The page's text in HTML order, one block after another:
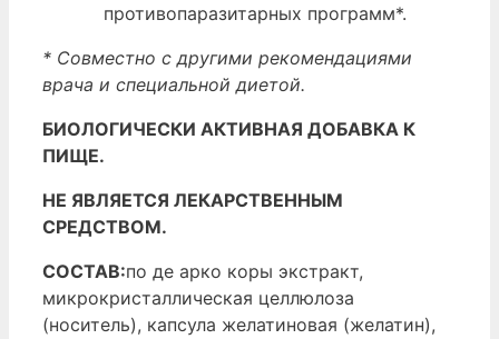
противопаразитарных программ*.
* Совместно с другими рекомендациями
врача и специальной диетой.
БИОЛОГИЧЕСКИ АКТИВНАЯ ДОБАВКА К
ПИЩЕ.
НЕ ЯВЛЯЕТСЯ ЛЕКАРСТВЕННЫМ
СРЕДСТВОМ.
СОСТАВ:по де арко коры экстракт,
микрокристаллическая целлюлоза
(носитель), капсула желатиновая (желатин),